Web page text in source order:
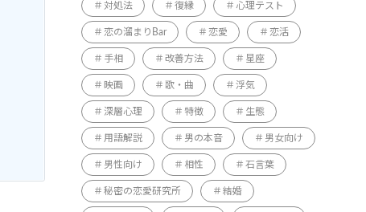
対処法 復縁 心理テスト
恋の溜まりBar 恋愛 恋活
手相 改善方法 星座
映画 歌・曲 浮気
深層心理 特徴 生態
用語解説 男の本音 男女向け
男性向け 相性 石言葉
秘密の恋愛研究所 結婚